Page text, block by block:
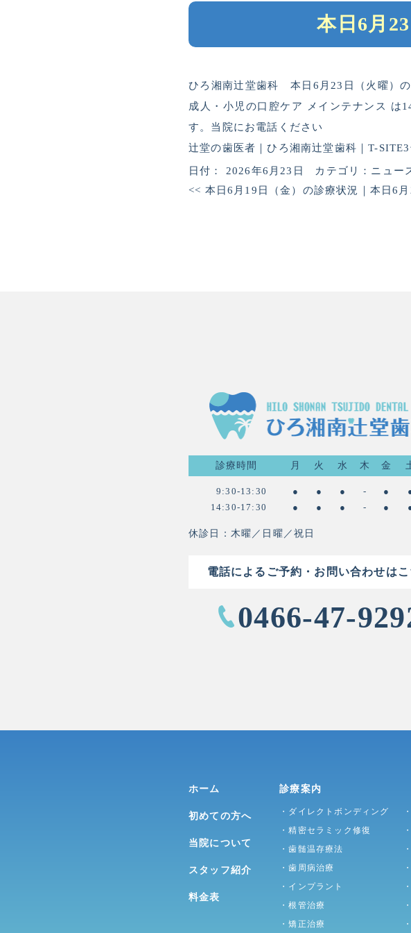
本日6月
ひろ湘南辻堂歯科 本日6月23日（火曜）
成人・小児の口腔ケア メインテナンス は
す。当院にお電話ください
辻堂の歯医者｜ひろ湘南辻堂歯科｜T-
日付： 2026年6月23日 カテゴリ： ニュー
<< 本日6月19日（金）の診療状況 本日6
診療時間 月 火 水 木 金
9:30-13:30 ● ● ● - ●
14:30-17:30
● ● ● - ●
休診日：木曜／日曜／祝日
電話によるご予約・お問い合わせはこ
0466-47-
ホーム
初めての方へ
当院について
スタッフ紹介
料金表
診療案内
・ダイレクトボンディング
・精密セラミック修復
・歯髄温存療法
・歯周病治療
・インプラント
・根管治療
・矯正治療